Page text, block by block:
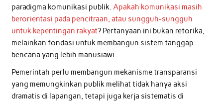
paradigma komunikasi publik. Apakah komunikasi masih
berorientasi pada pencitraan, atau sungguh-sungguh
untuk kepentingan rakyat? Pertanyaan ini bukan retorika,
melainkan fondasi untuk membangun sistem tanggap
bencana yang lebih manusiawi.
Pemerintah perlu membangun mekanisme transparansi
yang memungkinkan publik melihat tidak hanya aksi
dramatis di lapangan, tetapi juga kerja sistematis di